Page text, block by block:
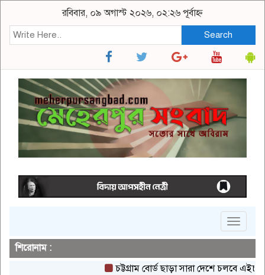
রবিবার, ০৯ অগাস্ট ২০২৬, ০২:২৬ পূর্বাহ্ন
Search
Toggle
শিরোনাম :
চট্টগ্রাম বোর্ড ছাড়া সারা দেশে চলবে এইচএসসি